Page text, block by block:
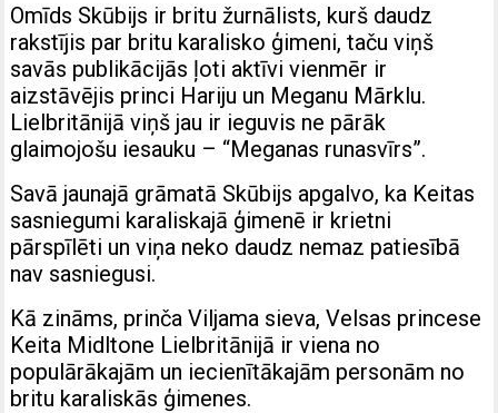
Omīds Skūbijs ir britu žurnālists, kurš daudz
rakstījis par britu karalisko ģimeni, taču viņš
savās publikācijās ļoti aktīvi vienmēr ir
aizstāvējis princi Hariju un Meganu Mārklu.
Lielbritānijā viņš jau ir ieguvis ne pārāk
glaimojošu iesauku – “Meganas runasvīrs”.
Savā jaunajā grāmatā Skūbijs apgalvo, ka Keitas
sasniegumi karaliskajā ģimenē ir krietni
pārspīlēti un viņa neko daudz nemaz patiesībā
nav sasniegusi.
Kā zināms, prinča Viljama sieva, Velsas princese
Keita Midltone Lielbritānijā ir viena no
populārākajām un iecienītākajām personām no
britu karaliskās ģimenes.